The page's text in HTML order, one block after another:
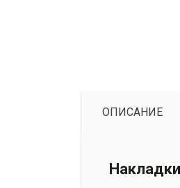
ОПИСАНИЕ